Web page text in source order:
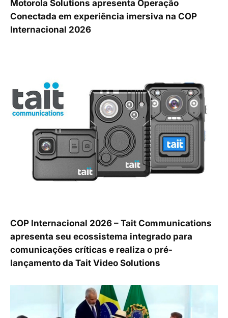
Motorola Solutions apresenta Operação
Conectada em experiência imersiva na COP
Internacional 2026
COP Internacional 2026 – Tait Communications
apresenta seu ecossistema integrado para
comunicações críticas e realiza o pré-
lançamento da Tait Video Solutions